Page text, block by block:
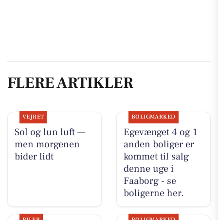
FLERE ARTIKLER
VEJRET
Sol og lun luft —
men morgenen
bider lidt
BOLIGMARKED
Egevænget 4 og 1
anden boliger er
kommet til salg
denne uge i
Faaborg - se
boligerne her.